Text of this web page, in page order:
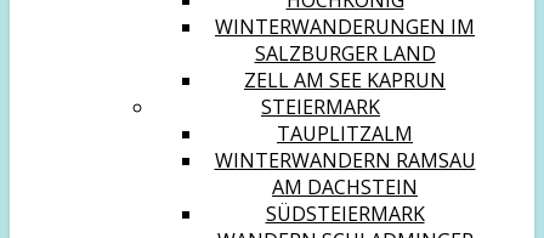
WINTERWANDERUNGEN IM
SALZBURGER LAND
ZELL AM SEE KAPRUN
STEIERMARK
TAUPLITZALM
WINTERWANDERN RAMSAU
AM DACHSTEIN
SÜDSTEIERMARK